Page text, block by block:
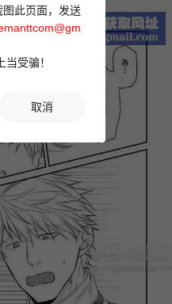
此页面，发送
受骗！
取消